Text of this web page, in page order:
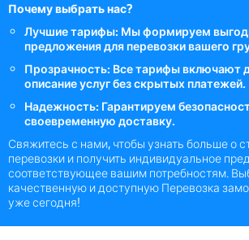
Почему выбрать нас?
Лучшие тарифы: Мы формируем
предложения для перевозки вашего
Прозрачность: Все тарифы включают
описание услуг без скрытых платежей.
Надежность: Гарантируем
своевременную доставку.
Свяжитесь с нами, чтобы узнать больше о
перевозки и получить индивидуальное
соответствующее вашим потребностям.
качественную и доступную Перевозка
уже сегодня!